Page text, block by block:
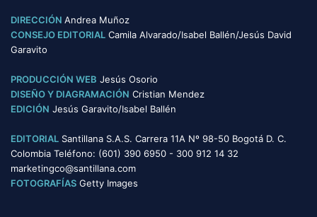
o
r
s
DIRECCIÓN Andrea Muñoz
CONSEJO EDITORIAL Camila Alvarado/Isabel Ballén/Jesús David
Garavito
PRODUCCIÓN WEB Jesús Osorio
DISEÑO Y DIAGRAMACIÓN Cristian Mendez
EDICIÓN Jesús Garavito/Isabel Ballén
EDITORIAL Santillana S.A.S. Carrera 11A Nº 98-50 Bogotá D. C.
Colombia Teléfono: (601) 390 6950 - 300 912 14 32
marketingco@santillana.com
FOTOGRAFÍAS Getty Images